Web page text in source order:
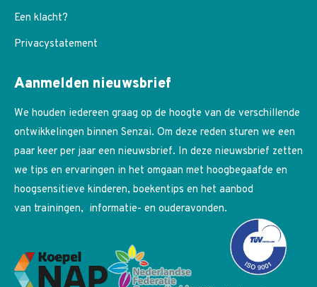
Een klacht?
Privacystatement
Aanmelden nieuwsbrief
We houden iedereen graag op de hoogte van de verschillende
ontwikkelingen binnen Senzai. Om deze reden sturen we een
paar keer per jaar een nieuwsbrief. In deze nieuwsbrief zetten
we tips en ervaringen in het omgaan met hoogbegaafde en
hoogsensitieve kinderen, boekentips en het aanbod
van trainingen, informatie- en ouderavonden.